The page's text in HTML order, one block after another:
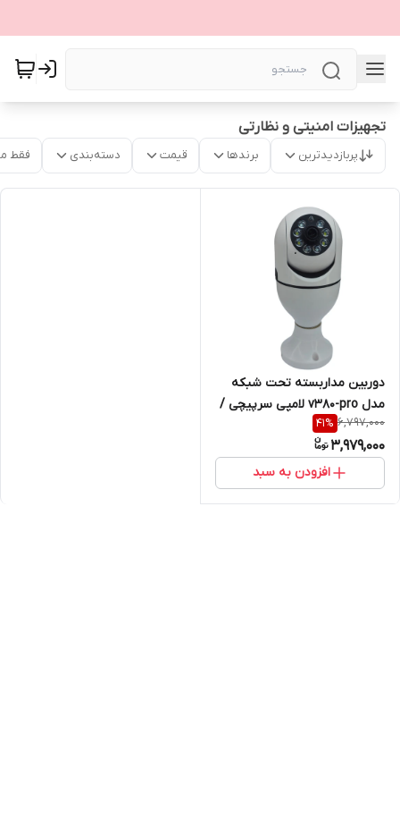
تجهیزات امنیتی و نظارتی
پربازدیدترین برندها قیمت دسته‌بندی فقط
دوربین مداربسته تحت شبکه
مدل v380-pro لامپی سرپیچی /
کیفیت HD / دزدگیر دار اماکن /
بلندگو 2 طرفه/ یک دوربین
چرخش 360 درجه، دید در شب،
6,797,000
41%
3,979,000
افزودن به سبد